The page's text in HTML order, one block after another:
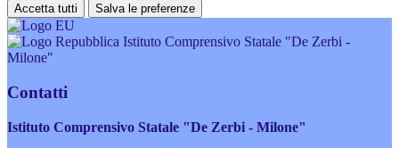
Accetta tutti Salva le preferenze
Istituto Comprensivo Statale "De Zerbi -
Milone"
Contatti
Istituto Comprensivo Statale "De Zerbi - Milone"